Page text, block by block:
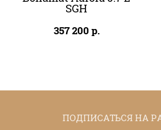
SGH
357 200 р.
ПОДПИСАТЬСЯ НА